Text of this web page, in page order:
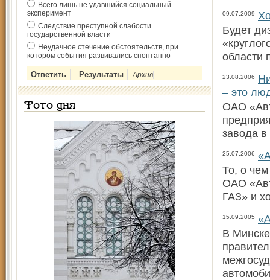
Всего лишь не удавшийся социальный
эксперимент
Следствие преступной слабости
государственной власти
Неудачное стечение обстоятельств, при
котором события развивались спонтанно
Архив
Фото дня
09.07.2009
Будет
области
23.08.2006
– это
ОАО
завода в
25.07.2006
То, о
ОАО
ГАЗ» и
15.09.2005
В